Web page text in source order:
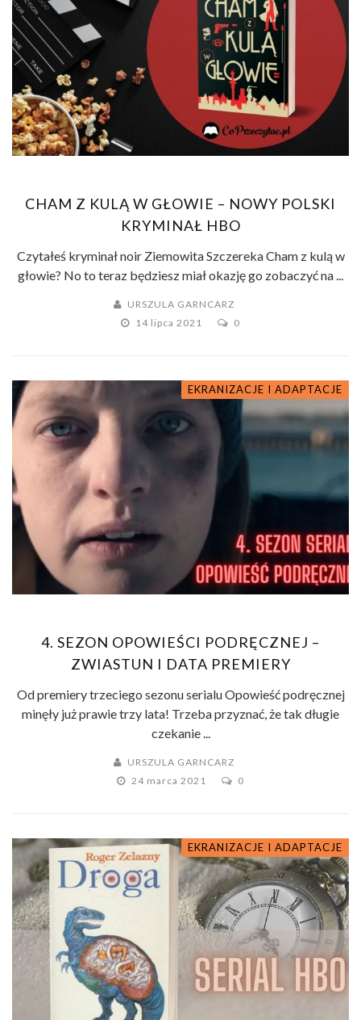
CHAM Z KULĄ W GŁOWIE – NOWY POLSKI
KRYMINAŁ HBO
Czytałeś kryminał noir Ziemowita Szczereka Cham z kulą w
głowie? No to teraz będziesz miał okazję go zobaczyć na ...
URSZULA GARNCARZ
14 lipca 2021
0
EKRANIZACJE I ADAPTACJE
4. SEZON OPOWIEŚCI PODRĘCZNEJ –
ZWIASTUN I DATA PREMIERY
Od premiery trzeciego sezonu serialu Opowieść podręcznej
minęły już prawie trzy lata! Trzeba przyznać, że tak długie
czekanie ...
URSZULA GARNCARZ
24 marca 2021
0
EKRANIZACJE I ADAPTACJE